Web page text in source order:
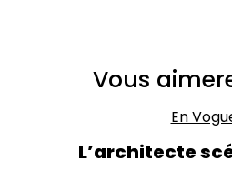
Vous
En
L’architecte